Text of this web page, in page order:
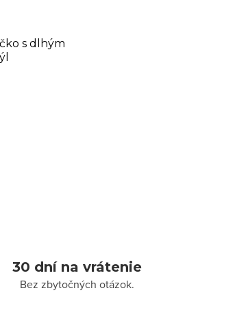
s dlhým
30 dní na vrátenie
Bez zbytočných otázok.